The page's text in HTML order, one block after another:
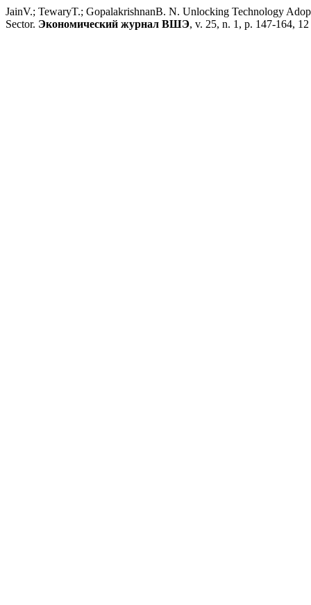
JainV.; TewaryT.; GopalakrishnanB. N. Unlocking Technology
Sector. Экономический журнал ВШЭ, v. 25, n. 1, p. 147-164,